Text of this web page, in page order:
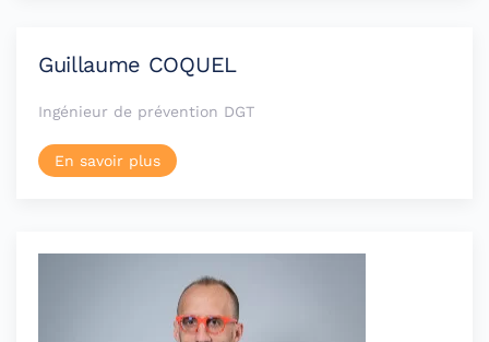
Guillaume COQUEL
Ingénieur de prévention DGT
En savoir plus